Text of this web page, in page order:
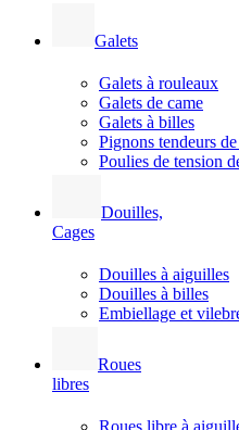
Galets
Galets à rouleaux
Galets de came
Galets à billes
Pignons tendeurs
Poulies de tension
Douilles,
Cages
Douilles à aiguilles
Douilles à billes
Embiellage et
Roues
libres
Roues libre à